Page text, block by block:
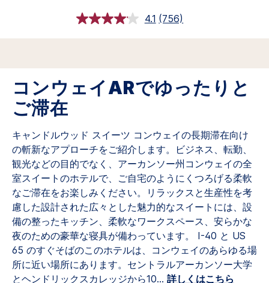
4.1 レ
ュ
読
む.
同
じ
の
リ
ン
ク。
(756)
コンウェイARでゆったりと
ご滞在
キャンドルウッド スイーツ コンウェイの長期滞在向け
の斬新なアプローチをご紹介します。ビジネス、転勤、
観光などの目的でなく、アーカンソー州コンウェイの全
室スイートのホテルで、ご自宅のようにくつろげる柔軟
なご滞在をお楽しみください。リラックスと生産性を考
慮した設計された広々とした魅力的なスイートには、設
備の整ったキッチン、柔軟なワークスペース、安らかな
夜のための豪華な寝具が備わっています。
I-40 と US
65 のすぐそばのこのホテルは、コンウェイのあらゆる場
所に近い場所にあります。セントラルアーカンソー大学
とヘンドリックスカレッジから10... 詳しくはこちら